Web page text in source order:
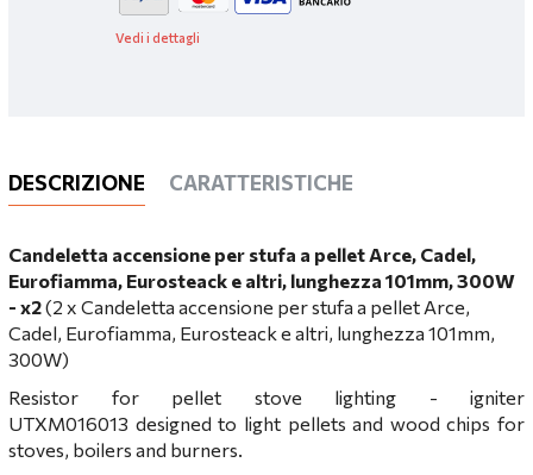
Vedi i dettagli
DESCRIZIONE CARATTERISTICHE
Candeletta accensione per stufa a pellet Arce, Cadel,
Eurofiamma, Eurosteack e altri, lunghezza 101mm, 300W
- x2(2 x Candeletta accensione per stufa a pellet Arce,
Cadel, Eurofiamma, Eurosteack e altri, lunghezza 101mm,
300W)
Resistor for pellet stove lighting - igniter
UTXM016013 designed to light pellets and wood chips for
stoves, boilers and burners.